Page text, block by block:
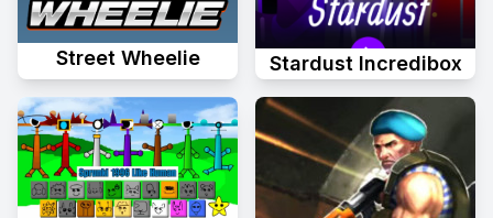
Street Wheelie Stardust Incredibox